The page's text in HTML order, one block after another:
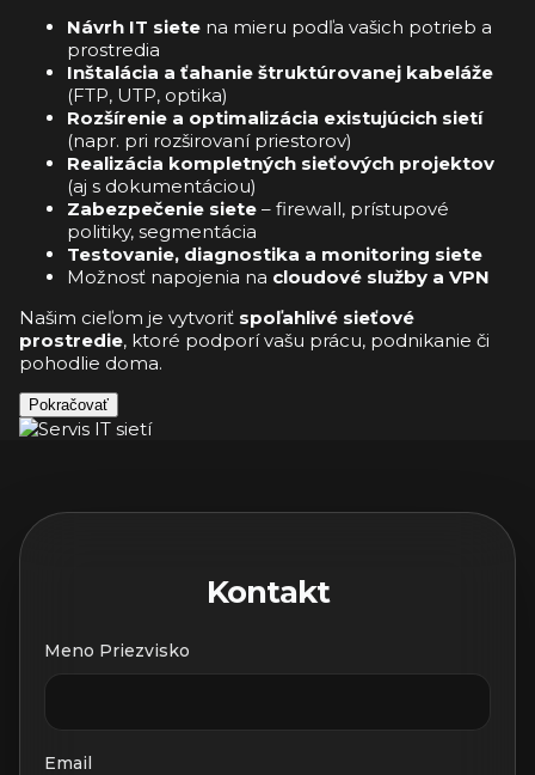
Návrh IT siete na mieru podľa vašich potrieb a
prostredia
Inštalácia a ťahanie štruktúrovanej kabeláže
(FTP, UTP, optika)
Rozšírenie a optimalizácia existujúcich sietí
(napr. pri rozširovaní priestorov)
Realizácia kompletných sieťových projektov
(aj s dokumentáciou)
Zabezpečenie siete – firewall, prístupové
politiky, segmentácia
Testovanie, diagnostika a monitoring siete
Možnosť napojenia na cloudové služby a VPN
Našim cieľom je vytvoriť spoľahlivé sieťové
prostredie, ktoré podporí vašu prácu, podnikanie či
pohodlie doma.
Pokračovať
Kontakt
Meno Priezvisko
Email